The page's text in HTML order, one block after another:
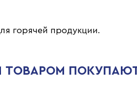
горячей продукции.
ТОВАРОМ